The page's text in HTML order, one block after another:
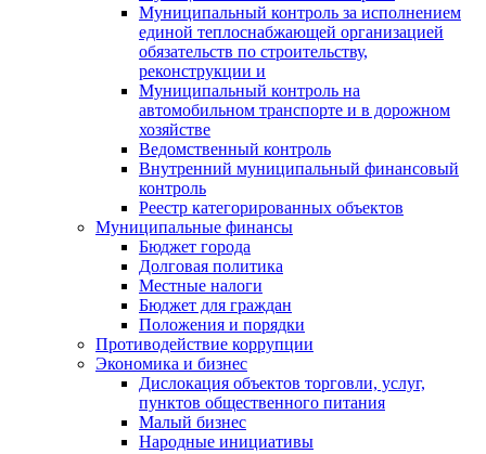
Муниципальный контроль за исполнением
единой теплоснабжающей организацией
обязательств по строительству,
реконструкции и
Муниципальный контроль на
автомобильном транспорте и в дорожном
хозяйстве
Ведомственный контроль
Внутренний муниципальный финансовый
контроль
Реестр категорированных объектов
Муниципальные финансы
Бюджет города
Долговая политика
Местные налоги
Бюджет для граждан
Положения и порядки
Противодействие коррупции
Экономика и бизнес
Дислокация объектов торговли, услуг,
пунктов общественного питания
Малый бизнес
Народные инициативы